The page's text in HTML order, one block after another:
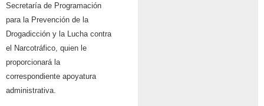
Secretaría de Programación
para la Prevención de la
Drogadicción y la Lucha contra
el Narcotráfico, quien le
proporcionará la
correspondiente apoyatura
administrativa.